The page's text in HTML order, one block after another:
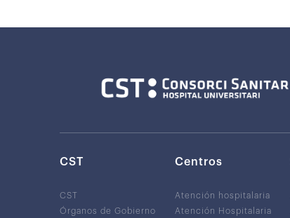
CST
CST
Órganos de Gobierno
Centros
Atención hospitalaria
Atención Hospitalaria